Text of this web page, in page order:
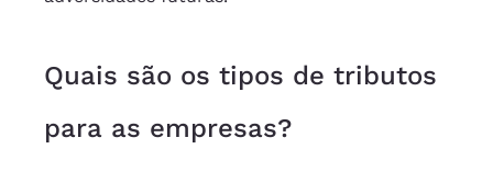
Quais são os tipos de tributos
para as empresas?